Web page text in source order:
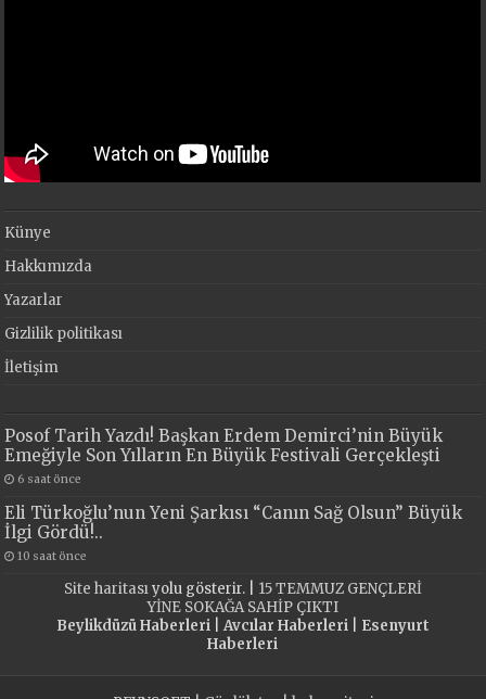
Künye
Hakkımızda
Yazarlar
Gizlilik politikası
İletişim
Posof Tarih Yazdı! Başkan Erdem Demirci’nin Büyük
Emeğiyle Son Yılların En Büyük Festivali Gerçekleşti
6 saat önce
Eli Türkoğlu’nun Yeni Şarkısı “Canın Sağ Olsun” Büyük
İlgi Gördü!..
10 saat önce
Site haritasıyolu gösterir. | 15 TEMMUZ GENÇLERİ
YİNE SOKAĞA SAHİP ÇIKTI
Beylikdüzü Haberleri| Avcılar Haberleri| Esenyurt
Haberleri